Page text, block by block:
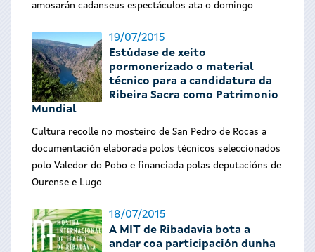
amosarán cadanseus espectáculos ata o domingo
19/07/2015
Estúdase de xeito
pormonerizado o material
técnico para a candidatura da
Ribeira Sacra como Patrimonio
Mundial
Cultura recolle no mosteiro de San Pedro de Rocas a
documentación elaborada polos técnicos seleccionados
polo Valedor do Pobo e financiada polas deputacións de
Ourense e Lugo
18/07/2015
A MIT de Ribadavia bota a
andar coa participación dunha